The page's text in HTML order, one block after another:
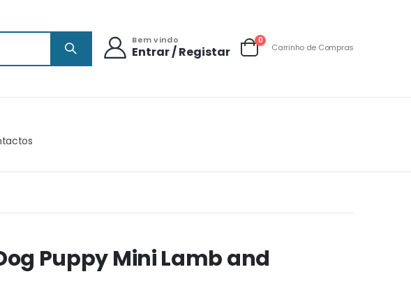
Bem vindo
Entrar / Registar Carrinho
0items
Carrinho de Compras
Puppy Mini Lamb and